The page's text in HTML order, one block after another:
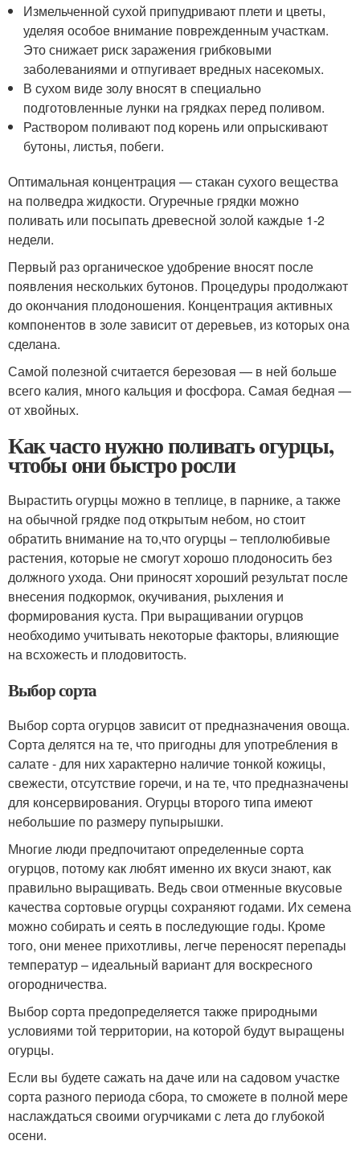
Измельченной сухой припудривают плети и цветы,
уделяя особое внимание поврежденным участкам.
Это снижает риск заражения грибковыми
заболеваниями и отпугивает вредных насекомых.
В сухом виде золу вносят в специально
подготовленные лунки на грядках перед поливом.
Раствором поливают под корень или опрыскивают
бутоны, листья, побеги.
Оптимальная концентрация — стакан сухого вещества
на полведра жидкости. Огуречные грядки можно
поливать или посыпать древесной золой каждые 1-2
недели.
Первый раз органическое удобрение вносят после
появления нескольких бутонов. Процедуры продолжают
до окончания плодоношения. Концентрация активных
компонентов в золе зависит от деревьев, из которых она
сделана.
Самой полезной считается березовая — в ней больше
всего калия, много кальция и фосфора. Самая бедная —
от хвойных.
Как часто нужно поливать огурцы,
чтобы они быстро росли
Вырастить огурцы можно в теплице, в парнике, а также
на обычной грядке под открытым небом, но стоит
обратить внимание на то,что огурцы – теплолюбивые
растения, которые не смогут хорошо плодоносить без
должного ухода. Они приносят хороший результат после
внесения подкормок, окучивания, рыхления и
формирования куста. При выращивании огурцов
необходимо учитывать некоторые факторы, влияющие
на всхожесть и плодовитость.
Выбор сорта
Выбор сорта огурцов зависит от предназначения овоща.
Сорта делятся на те, что пригодны для употребления в
салате - для них характерно наличие тонкой кожицы,
свежести, отсутствие горечи, и на те, что предназначены
для консервирования. Огурцы второго типа имеют
небольшие по размеру пупырышки.
Многие люди предпочитают определенные сорта
огурцов, потому как любят именно их вкуси знают, как
правильно выращивать. Ведь свои отменные вкусовые
качества сортовые огурцы сохраняют годами. Их семена
можно собирать и сеять в последующие годы. Кроме
того, они менее прихотливы, легче переносят перепады
температур – идеальный вариант для воскресного
огородничества.
Выбор сорта предопределяется также природными
условиями той территории, на которой будут выращены
огурцы.
Если вы будете сажать на даче или на садовом участке
сорта разного периода сбора, то сможете в полной мере
наслаждаться своими огурчиками с лета до глубокой
осени.